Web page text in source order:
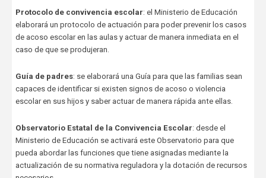
Protocolo de convivencia escolar: el Ministerio de Educación
elaborará un protocolo de actuación para poder prevenir los casos
de acoso escolar en las aulas y actuar de manera inmediata en el
caso de que se produjeran.
Guía de padres: se elaborará una Guía para que las familias sean
capaces de identificar si existen signos de acoso o violencia
escolar en sus hijos y saber actuar de manera rápida ante ellas.
Observatorio Estatal de la Convivencia Escolar: desde el
Ministerio de Educación se activará este Observatorio para que
pueda abordar las funciones que tiene asignadas mediante la
actualización de su normativa reguladora y la dotación de recursos